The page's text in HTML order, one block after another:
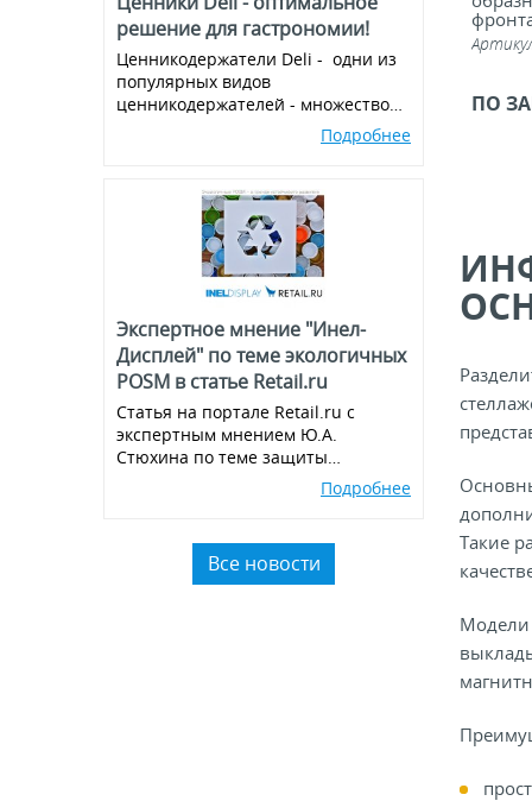
решение для гастрономии!
Ценникодержатели Deli - одни из
популярных видов
ценникодержателей - множество
вариантов и комбинаций, всегда в
Подробнее
Экспертное мнение "Инел-
Дисплей" по теме экологичных
POSM в статье Retail.ru
Статья на портале Retail.ru с
экспертным мнением Ю.А.
Стюхина по теме защиты
окружающей среды, производства
пластика.
Подробнее
Все новости
ПО
Такие
Модели